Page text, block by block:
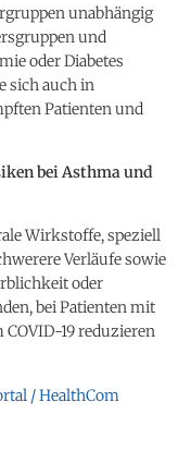
unabhängig
und
oder Diabetes
sich auch in
Patienten und
bei Asthma und
Wirkstoffe, speziell
Verläufe sowie
oder
bei Patienten mit
19 reduzieren
/ HealthCom